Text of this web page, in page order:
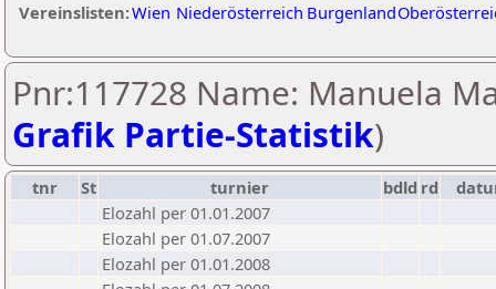
Vereinslisten:Wien Niederösterreich Burgenland
Pnr:117728 Name: Manuela
Grafik Partie-Statistik)
tnr St turnier bdld rd
Elozahl per 01.01.2007
Elozahl per 01.07.2007
Elozahl per 01.01.2008